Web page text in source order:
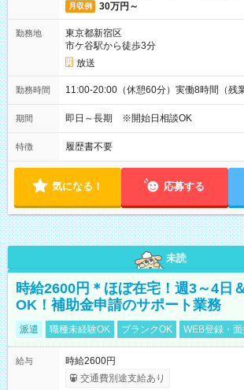
月収例 30万円～
勤務地
東京都新宿区
市ケ谷駅から徒歩3分
放送
勤務時間 11:00-20:00（休憩60分）実働8時間（残
期間 即日～長期 ※開始日相談OK
特徴 履歴書不要
気になる！ 応募する
未読
時給2600円＊ほぼ在宅！週3～4日
OK！補助金申請のサポート業務
派遣 職種未経験OK ブランクOK WEB登録・
給与
時給2600円
交通費別途支給あり